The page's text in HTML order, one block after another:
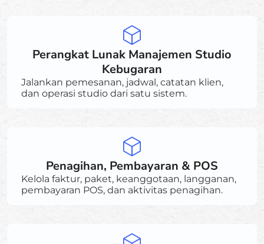
Perangkat Lunak Manajemen Studio
Kebugaran
Jalankan pemesanan, jadwal, catatan klien,
dan operasi studio dari satu sistem.
Penagihan, Pembayaran & POS
Kelola faktur, paket, keanggotaan, langganan,
pembayaran POS, dan aktivitas penagihan.